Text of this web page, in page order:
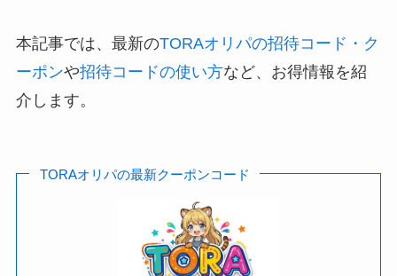
本記事では、最新のTORAオリパの招待コード・ク
ーポンや招待コードの使い方など、お得情報を紹
介します。
TORAオリパの最新クーポンコード